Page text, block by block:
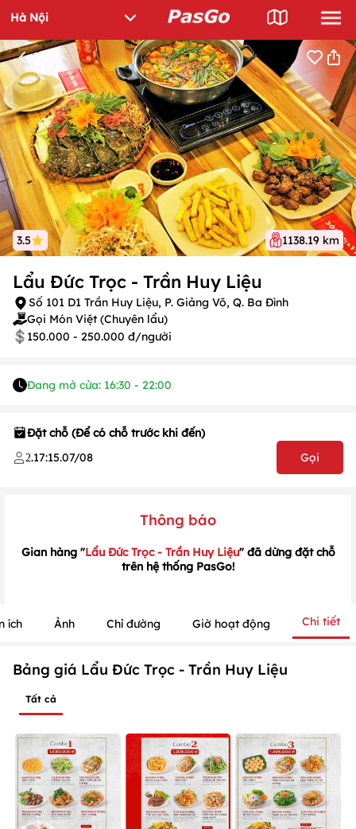
3.5 1138.19 km
Lẩu Đức Trọc - Trần Huy Liệu
Số 101 D1 Trần Huy Liệu, P. Giảng Võ, Q. Ba Đình
Gọi Món Việt (Chuyên lẩu)
150.000 - 250.000 đ/người
Đang mở cửa: 16:30 - 22:00
Đặt chỗ (Để có chỗ trước khi đến)
2.17:15.07/08 Gọi
Thông báo
Gian hàng "Lẩu Đức Trọc - Trần Huy Liệu" đã dừng đặt chỗ
trên hệ thống PasGo!
ích Ảnh Chỉ đường Giờ hoạt động Chi tiết
Bảng giá Lẩu Đức Trọc - Trần Huy Liệu
Tất cả